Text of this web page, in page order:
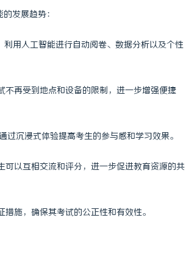
发展趋势：
用人工智能进行自动阅卷、数据分析以及个性
再受到地点和设备的限制，进一步增强便捷
沉浸式体验提高考生的参与感和学习效果。
以互相交流和评分，进一步促进教育资源的共
施，确保其考试的公正性和有效性。